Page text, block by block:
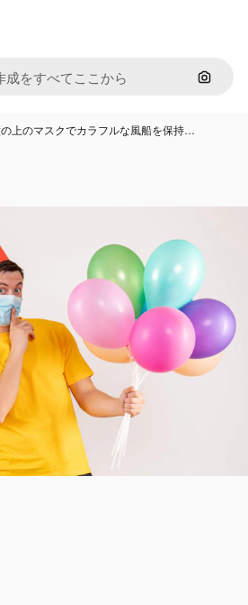
画像で
上のマスクでカラフルな風船を保持…